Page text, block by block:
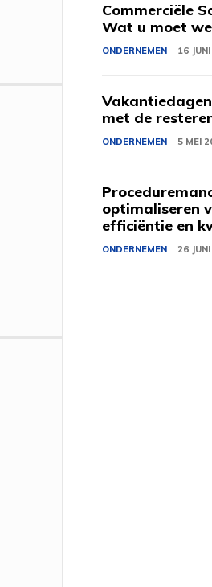
Commerciële
Wat u moet
ONDERNEMEN 16
met de
ONDERNEMEN 5 MEI
optimaliseren
efficiëntie en
ONDERNEMEN 26